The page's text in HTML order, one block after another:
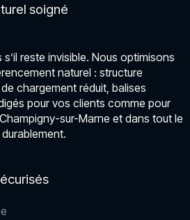
soigné
reste invisible. Nous optimisons
naturel : structure
chargement réduit, balises
pour vos clients comme pour
sur-Marne et dans tout le